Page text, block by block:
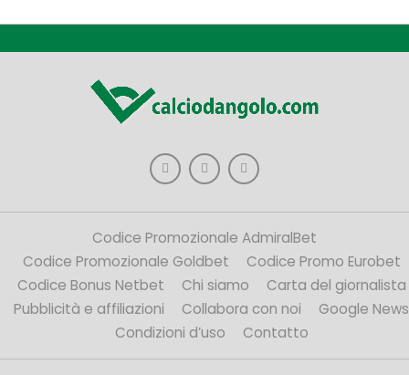
Codice Promozionale AdmiralBet
Codice Promozionale Goldbet
Codice Promo Eurobet
Codice Bonus Netbet
Chi siamo
Carta del giornalista
Pubblicità e affiliazioni
Collabora con noi
Google News
Condizioni d’uso
Contatto